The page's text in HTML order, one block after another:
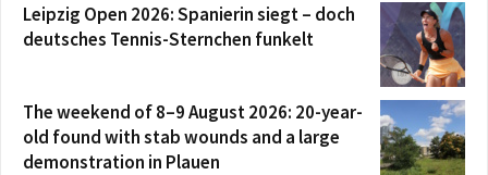
Leipzig Open 2026: Spanierin siegt – doch
deutsches Tennis-Sternchen funkelt
The weekend of 8–9 August 2026: 20-year-
old found with stab wounds and a large
demonstration in Plauen